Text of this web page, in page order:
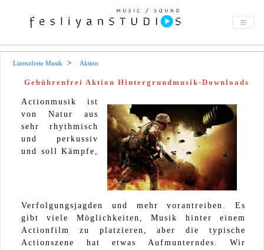
Lizenzfreie Musik Aktion
Gebührenfrei Aktion Hintergrundmusik-Downloads
Actionmusik ist
von Natur aus
sehr rhythmisch
und perkussiv
und soll Kämpfe,
Verfolgungsjagden und mehr vorantreiben. Es
gibt viele Möglichkeiten, Musik hinter einem
Actionfilm zu platzieren, aber die typische
Actionszene hat etwas Aufmunterndes. Wir